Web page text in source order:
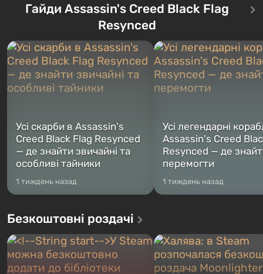
ж, за задумом спеціалістів Vault-
після того, як на Америку впадуть
ядерні бомби. Місце дії Fallout 76 —
Західна Вірд...
розповість історію одразу
персонажів: Майкла,
перемикатися в будь-який
Жанр і гейм...
Гайди Assassin's Creed Black Flag
Resynced
Усі скарби в Assassin's
Creed Black Flag Resynced
— де знайти звичайні та
особливі тайники
1 тиждень назад
Усі легендарні
Assassin's Creed
Resynced — де
перемогти
1 тиждень назад
Безкоштовні роздачі